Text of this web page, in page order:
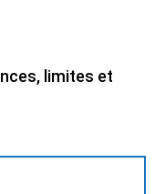
limites et